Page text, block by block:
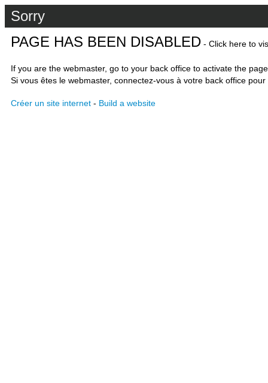
Sorry
PAGE HAS BEEN DISABLED - Click here to
If you are the webmaster, go to your back office to activate the
Si vous êtes le webmaster, connectez-vous à votre back office
Créer un site internet - Build a website